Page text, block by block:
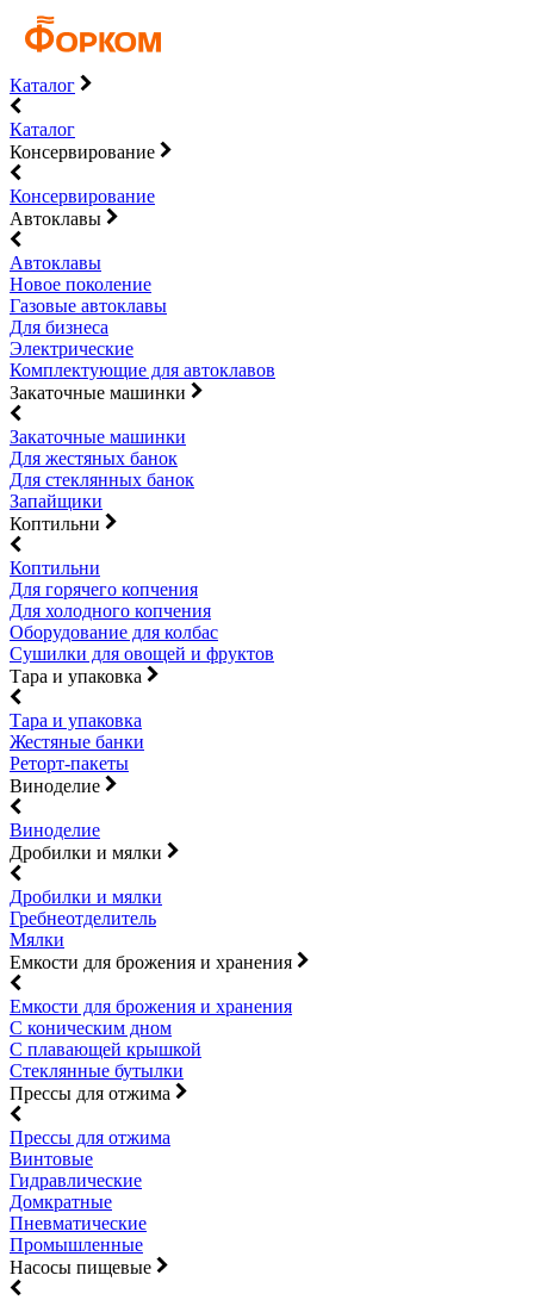
Каталог
Каталог
Консервирование
Консервирование
Автоклавы
Автоклавы
Новое поколение
Газовые автоклавы
Для бизнеса
Электрические
Комплектующие для автоклавов
Закаточные машинки
Закаточные машинки
Для жестяных банок
Для стеклянных банок
Запайщики
Коптильни
Коптильни
Для горячего копчения
Для холодного копчения
Оборудование для колбас
Сушилки для овощей и фруктов
Тара и упаковка
Тара и упаковка
Жестяные банки
Реторт-пакеты
Виноделие
Виноделие
Дробилки и мялки
Дробилки и мялки
Гребнеотделитель
Мялки
Емкости для брожения и хранения
Емкости для брожения и хранения
С коническим дном
С плавающей крышкой
Стеклянные бутылки
Прессы для отжима
Прессы для отжима
Винтовые
Гидравлические
Домкратные
Пневматические
Промышленные
Насосы пищевые